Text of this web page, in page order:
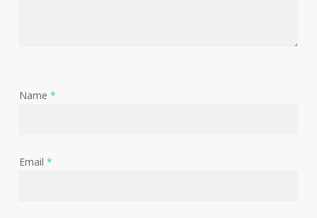
Name *
Email *